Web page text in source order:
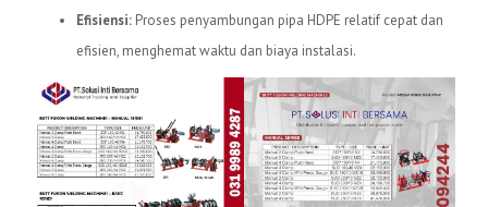
Efisiensi: Proses penyambungan pipa HDPE relatif cepat dan
efisien, menghemat waktu dan biaya instalasi.